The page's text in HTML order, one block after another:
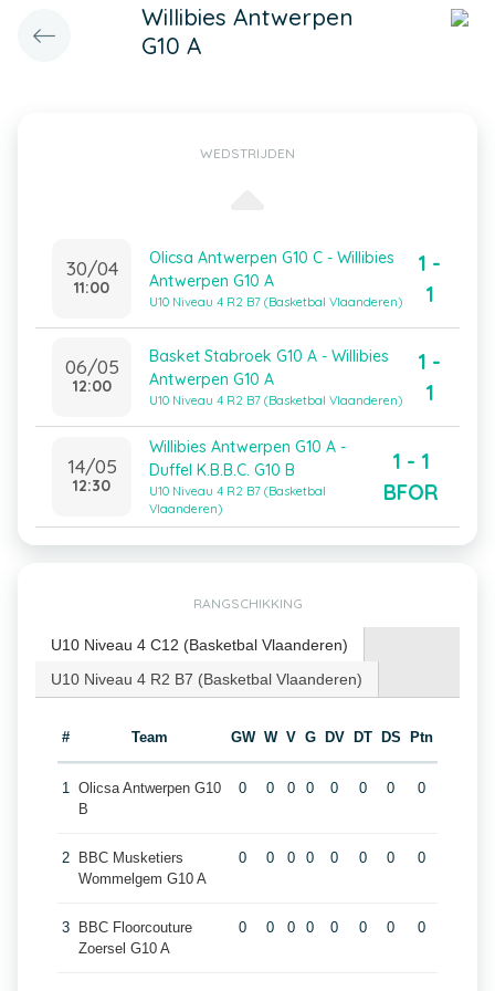
Willibies Antwerpen
G10 A
WEDSTRIJDEN
30/04
11:00
Olicsa Antwerpen G10 C - Willibies
Antwerpen G10 A
U10 Niveau 4 R2 B7 (Basketbal Vlaanderen)
1 -
1
06/05
12:00
Basket Stabroek G10 A - Willibies
Antwerpen G10 A
U10 Niveau 4 R2 B7 (Basketbal Vlaanderen)
1 -
1
14/05
12:30
Willibies Antwerpen G10 A -
Duffel K.B.B.C. G10 B
U10 Niveau 4 R2 B7 (Basketbal
Vlaanderen)
1 - 1
BFOR
RANGSCHIKKING
U10 Niveau 4 C12 (Basketbal Vlaanderen)
U10 Niveau 4 R2 B7 (Basketbal Vlaanderen)
# Team GW W V G DV DT DS Ptn
1 Olicsa Antwerpen G10
B
0 0 0 0 0 0 0 0
2
BBC Musketiers
Wommelgem G10 A
0 0 0 0 0 0 0 0
3
BBC Floorcouture
Zoersel G10 A
0 0 0 0 0 0 0 0